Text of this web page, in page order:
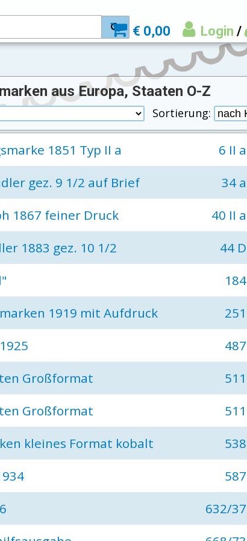
€ 0,00 Login /
aus Europa, Staaten O-Z
Sortierung:
1851 Typ II a 6 II a
gez. 9 1/2 auf Brief
34 a
1867 feiner Druck
40 II a
1883 gez. 10 1/2
44 D
184
1919 mit Aufdruck
251
487
Großformat
511
Großformat
511
kleines Format kobalt
538
587
632/37